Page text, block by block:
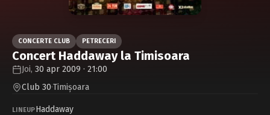
Caută în site...
CONCERTE CLUB PETRECERI
Concert Haddaway la Timisoara
Joi, 30 apr 2009 · 21:00
Club 30·Timişoara
LINEUPHaddaway